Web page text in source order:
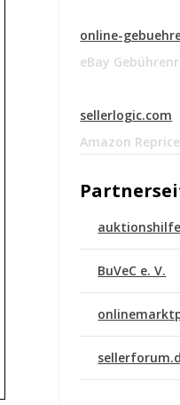
online-
eBay
sellerlogic.com
Amazon
BuVeC e. V.